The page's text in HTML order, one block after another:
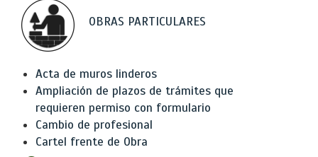
OBRAS PARTICULARES
Acta de muros linderos
Ampliación de plazos de trámites que
requieren permiso con formulario
Cambio de profesional
Cartel frente de Obra